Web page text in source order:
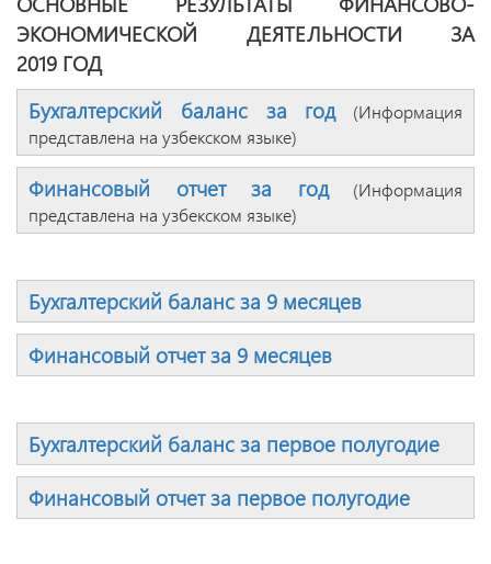
ЭКОНОМИЧЕСКОЙ ДЕЯТЕЛЬНОСТИ ЗА
2019 ГОД
Бухгалтерский баланс за год(Информация
представлена на узбекском языке)
Финансовый отчет за год(Информация
представлена на узбекском языке)
Бухгалтерский баланс за 9 месяцев
Финансовый отчет за 9 месяцев
Бухгалтерский баланс за первое полугодие
Финансовый отчет за первое полугодие